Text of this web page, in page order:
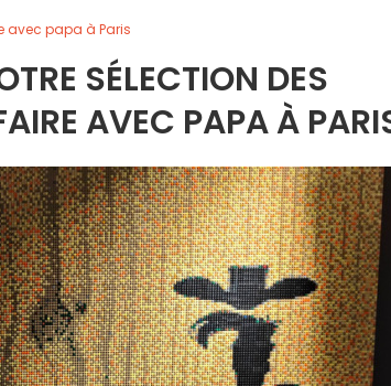
avec papa à Paris
SÉLECTION DES
AVEC PAPA À